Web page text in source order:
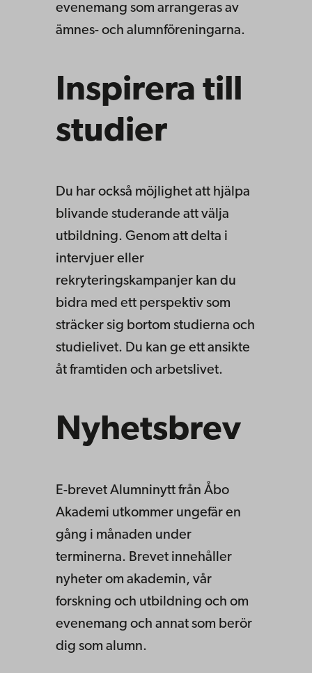
evenemang som arrangeras av
ämnes- och alumnföreningarna.
Inspirera till
studier
Du har också möjlighet att hjälpa
blivande studerande att välja
utbildning. Genom att delta i
intervjuer eller
rekryteringskampanjer kan du
bidra med ett perspektiv som
sträcker sig bortom studierna och
studielivet. Du kan ge ett ansikte
åt framtiden och arbetslivet.
Nyhetsbrev
E-brevet Alumninytt från Åbo
Akademi utkommer ungefär en
gång i månaden under
terminerna. Brevet innehåller
nyheter om akademin, vår
forskning och utbildning och om
evenemang och annat som berör
dig som alumn.